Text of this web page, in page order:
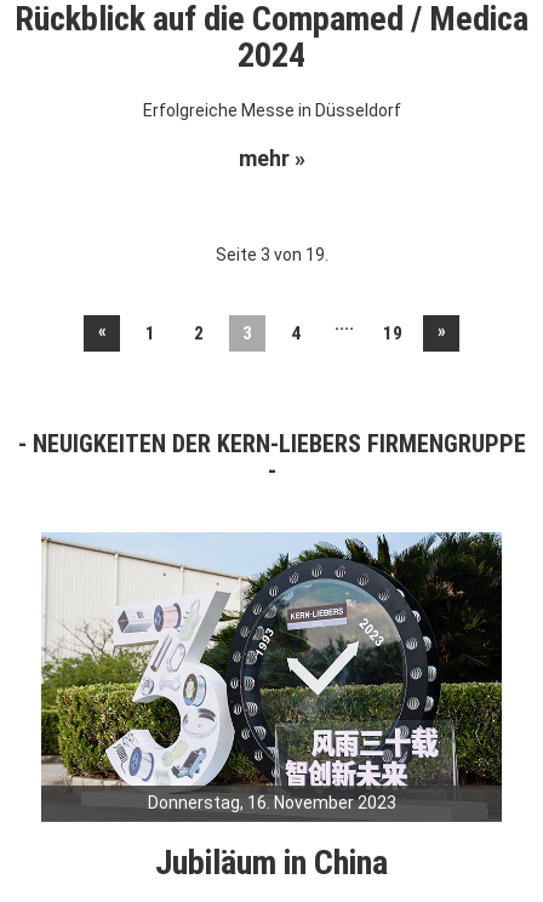
Rückblick auf die Compamed / Medica
2024
Erfolgreiche Messe in Düsseldorf
mehr »
Seite 3 von 19.
« 1 2 3 4 .... 19 »
NEUIGKEITEN DER KERN-LIEBERS FIRMENGRUPPE
Donnerstag, 16. November 2023
Jubiläum in China